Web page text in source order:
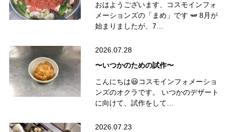
おはようございます、コスモインフォ
メーションズの「まめ」です 🫛 8月が
始まりましたが、7…
2026.07.28
〜いつかのための試作〜
こんにちは😃コスモインフォメーショ
ンズのオクラです。 いつかのデザート
に向けて、試作をして…
2026.07.23